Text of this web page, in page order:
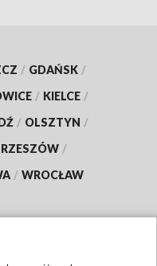
/ GDAŃSK /
/ KIELCE /
/ OLSZTYN /
RZESZÓW /
/ WROCŁAW